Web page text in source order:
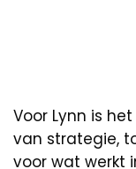
Voor Lynn is
van strategie,
voor wat werkt